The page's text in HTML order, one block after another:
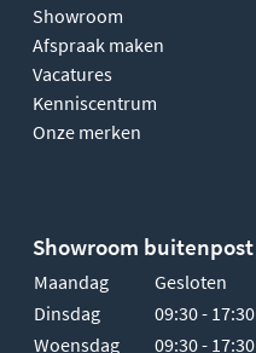
Showroom
Afspraak maken
Vacatures
Kenniscentrum
Onze merken
Showroom buitenpost
Maandag
Gesloten
Dinsdag
09:30 - 17:30
Woensdag
09:30 - 17:30